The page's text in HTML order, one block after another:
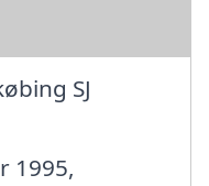
SJ
1995,